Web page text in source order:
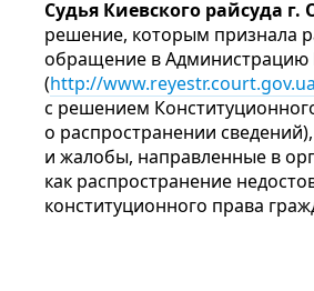
Судья Киевского райсуда
решение, которым признала
обращение в Администрацию
(http://
с решением
о распространении
и жалобы, направленные в
как распространение
конституционного права